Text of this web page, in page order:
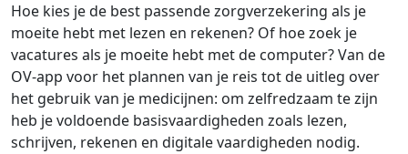
Hoe kies je de best passende zorgverzekering als je
moeite hebt met lezen en rekenen? Of hoe zoek je
vacatures als je moeite hebt met de computer? Van de
OV-app voor het plannen van je reis tot de uitleg over
het gebruik van je medicijnen: om zelfredzaam te zijn
heb je voldoende basisvaardigheden zoals lezen,
schrijven, rekenen en digitale vaardigheden nodig.